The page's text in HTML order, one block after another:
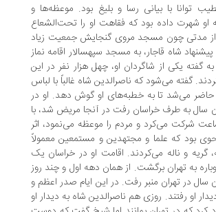
با بیانی رسا و بلیغ بود. موعظه‌ها و
داده بود که فقاهت او را تحت‌الشعاع
چون مسجد مروی گنجایش جمعیت زیاد
قاجار، به مسجد سپهسالار اقامه نماز
از شاگردان او، چهل هزار نفر در این
که ناصرالدین شاه غالباً با لباس
تا به خطبه‌های او گوش دهد. او در
طرف خراسان رفت در آنجا مریض شد، با
می‌کرد و مردم را موعظه می‌نمود، اثر
که علما و مجتهدین و مستمعین معمولاً
ناله می‌کردند. اقامت او در خراسان یک
تهران برگشت. از همان دهه اول و چند روز
منبر رفت. در این ایام صدر اعظم و
روزی هم ناصرالدین شاه به دیدار او